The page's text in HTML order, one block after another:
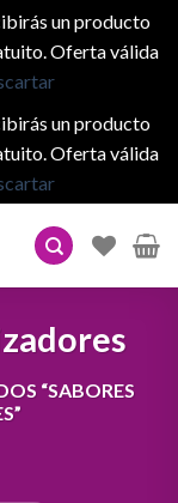
un producto
Oferta válida
un producto
Oferta válida
“SABORES